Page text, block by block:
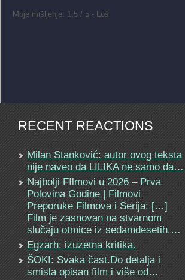
Moje mišljenje: 1.5 / 5 - Loš
RECENT REACTIONS
Milan Stanković: autor ovog teksta
nije naveo da LILIKA ne samo da…
Najbolji FIlmovi u 2026 – Prva
Polovina Godine | Filmovi
Preporuke Filmova i Serija: […]
Film je zasnovan na stvarnom
slučaju otmice iz sedamdesetih.…
Egzarh: izuzetna kritika.
ŠOKI: Svaka čast.Do detalja i
smisla opisan film i više od…